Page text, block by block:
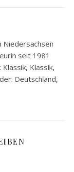
Niedersachsen
seit 1981
Klassik,
Deutschland,